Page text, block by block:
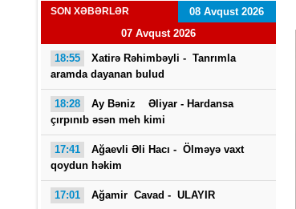
SON XƏBƏRLƏR
08 Avqust 2026
07 Avqust 2026
18:55
Xatirə Rəhimbəyli - Tanrımla
aramda dayanan bulud
18:28
Ay Bəniz Əliyar - Hardansa
çırpınıb əsən meh kimi
17:41 Ağaevli Əli Hacı - Ölməyə vaxt
qoydun həkim
17:01 Ağamir Cavad - ULAYIR